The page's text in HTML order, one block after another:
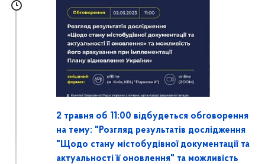
2 травня об 11:00 відбудеться обговорення
на тему: "Розгляд результатів дослідження
"Щодо стану містобудівної документації та
актуальності її оновлення" та можливість